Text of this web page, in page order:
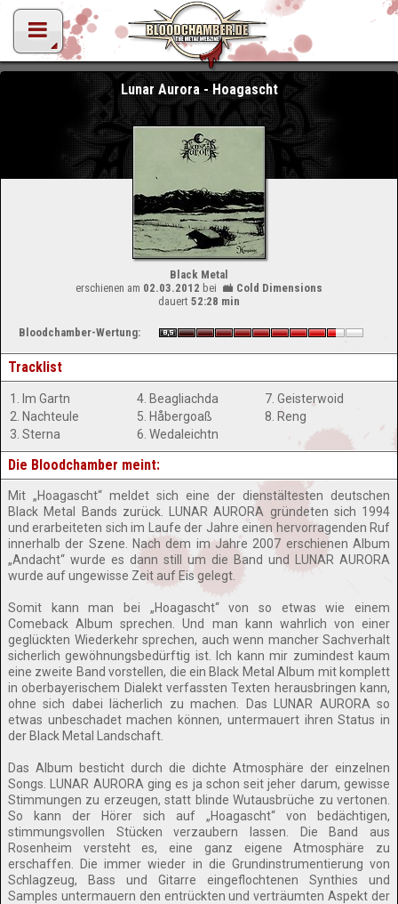
Lunar Aurora - Hoagascht
Black Metal
erschienen am 02.03.2012 bei
Cold Dimensions
dauert 52:28 min
Bloodchamber-Wertung:
Tracklist
1. Im Gartn
2. Nachteule
3. Sterna
4. Beagliachda
5. Håbergoaß
6. Wedaleichtn
7. Geisterwoid
8. Reng
Die Bloodchamber meint:
Mit „Hoagascht“ meldet sich eine der dienstältesten deutschen
Black Metal Bands zurück. LUNAR AURORA gründeten sich 1994
und erarbeiteten sich im Laufe der Jahre einen hervorragenden Ruf
innerhalb der Szene. Nach dem im Jahre 2007 erschienen Album
„Andacht“ wurde es dann still um die Band und LUNAR AURORA
wurde auf ungewisse Zeit auf Eis gelegt.
Somit kann man bei „Hoagascht“ von so etwas wie einem
Comeback Album sprechen. Und man kann wahrlich von einer
geglückten Wiederkehr sprechen, auch wenn mancher Sachverhalt
sicherlich gewöhnungsbedürftig ist. Ich kann mir zumindest kaum
eine zweite Band vorstellen, die ein Black Metal Album mit komplett
in oberbayerischem Dialekt verfassten Texten herausbringen kann,
ohne sich dabei lächerlich zu machen. Das LUNAR AURORA so
etwas unbeschadet machen können, untermauert ihren Status in
der Black Metal Landschaft.
Das Album besticht durch die dichte Atmosphäre der einzelnen
Songs. LUNAR AURORA ging es ja schon seit jeher darum, gewisse
Stimmungen zu erzeugen, statt blinde Wutausbrüche zu vertonen.
So kann der Hörer sich auf „Hoagascht“ von bedächtigen,
stimmungsvollen Stücken verzaubern lassen. Die Band aus
Rosenheim versteht es, eine ganz eigene Atmosphäre zu
erschaffen. Die immer wieder in die Grundinstrumentierung von
Schlagzeug, Bass und Gitarre eingeflochtenen Synthies und
Samples untermauern den entrückten und verträumten Aspekt der